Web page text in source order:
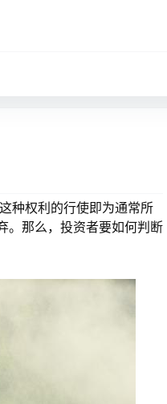
种权利的行使即为通常所
。那么，投资者要如何判断